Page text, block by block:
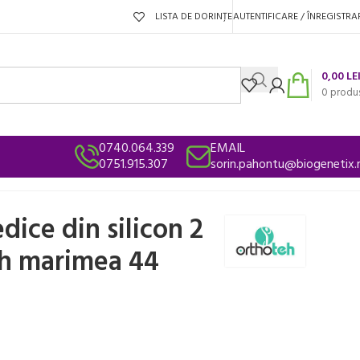
LISTA DE DORINȚEAUTENTIFICARE /
0
0,00LEI
0740.064.339
0751.915.307
EMAIL
din silicon 2
marimea 44